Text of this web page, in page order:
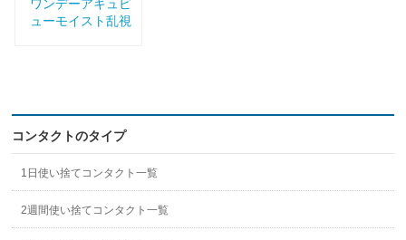
ワンデーアキュビ
ューモイスト乱視
コンタクトのタイプ
1日使い捨てコンタクト一覧
2週間使い捨てコンタクト一覧